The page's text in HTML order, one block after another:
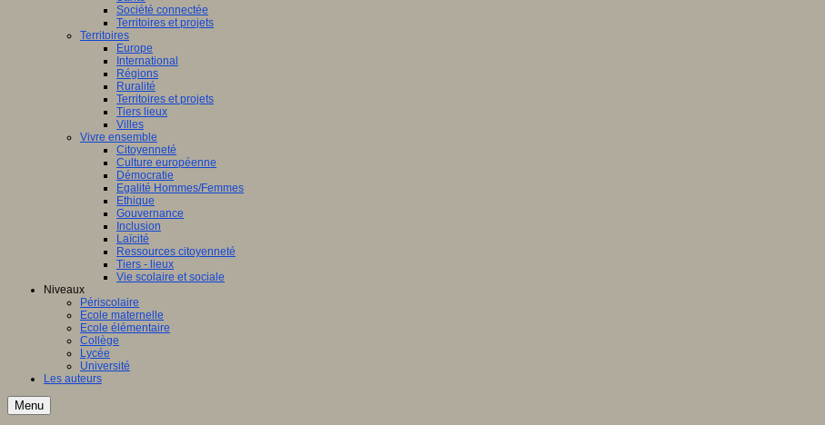
Société connectée
Territoires et projets
Territoires
Europe
International
Régions
Ruralité
Territoires et projets
Tiers lieux
Villes
Vivre ensemble
Citoyenneté
Culture européenne
Démocratie
Egalité Hommes/Femmes
Ethique
Gouvernance
Inclusion
Laïcité
Ressources citoyenneté
Tiers - lieux
Vie scolaire et sociale
Niveaux
Périscolaire
Ecole maternelle
Ecole élémentaire
Collège
Lycée
Université
Les auteurs
Menu